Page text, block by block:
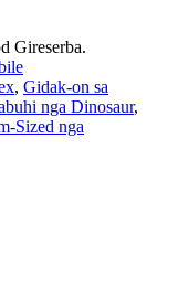
Gireserba.
, Gidak-on sa
nga Dinosaur,
Sized nga